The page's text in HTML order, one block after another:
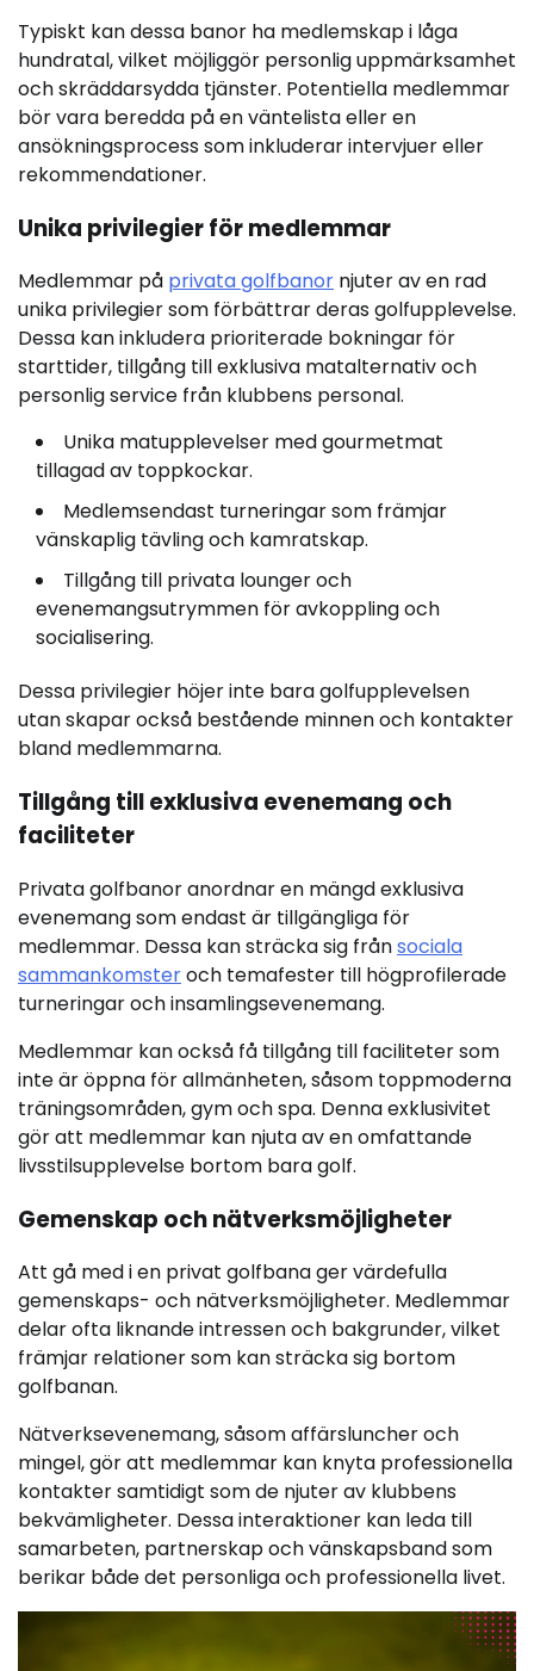
Typiskt kan dessa banor ha medlemskap i låga
hundratal, vilket möjliggör personlig uppmärksamhet
och skräddarsydda tjänster. Potentiella medlemmar
bör vara beredda på en väntelista eller en
ansökningsprocess som inkluderar intervjuer eller
rekommendationer.
Unika privilegier för medlemmar
Medlemmar på privata golfbanor njuter av en rad
unika privilegier som förbättrar deras golfupplevelse.
Dessa kan inkludera prioriterade bokningar för
starttider, tillgång till exklusiva matalternativ och
personlig service från klubbens personal.
Unika matupplevelser med gourmetmat
tillagad av toppkockar.
Medlemsendast turneringar som främjar
vänskaplig tävling och kamratskap.
Tillgång till privata lounger och
evenemangsutrymmen för avkoppling och
socialisering.
Dessa privilegier höjer inte bara golfupplevelsen
utan skapar också bestående minnen och kontakter
bland medlemmarna.
Tillgång till exklusiva evenemang och
faciliteter
Privata golfbanor anordnar en mängd exklusiva
evenemang som endast är tillgängliga för
medlemmar. Dessa kan sträcka sig frånsociala
sammankomsteroch temafester till högprofilerade
turneringar och insamlingsevenemang.
Medlemmar kan också få tillgång till faciliteter som
inte är öppna för allmänheten, såsom toppmoderna
träningsområden, gym och spa. Denna exklusivitet
gör att medlemmar kan njuta av en omfattande
livsstilsupplevelse bortom bara golf.
Gemenskap och nätverksmöjligheter
Att gå med i en privat golfbana ger värdefulla
gemenskaps- och nätverksmöjligheter. Medlemmar
delar ofta liknande intressen och bakgrunder, vilket
främjar relationer som kan sträcka sig bortom
golfbanan.
Nätverksevenemang, såsom affärsluncher och
mingel, gör att medlemmar kan knyta professionella
kontakter samtidigt som de njuter av klubbens
bekvämligheter. Dessa interaktioner kan leda till
samarbeten, partnerskap och vänskapsband som
berikar både det personliga och professionella livet.